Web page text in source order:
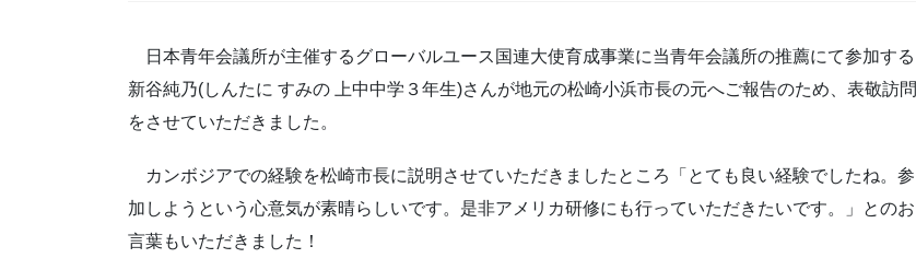
日本青年会議所が主催するグローバルユース国連大使育成事業に当青年会議所の推薦にて参加する
新谷純乃(しんたに すみの 上中中学３年生)さんが地元の松崎小浜市長の元へご報告のため、表敬訪問
をさせていただきました。
カンボジアでの経験を松崎市長に説明させていただきましたところ「とても良い経験でしたね。参
加しようという心意気が素晴らしいです。是非アメリカ研修にも行っていただきたいです。」とのお
言葉もいただきました！